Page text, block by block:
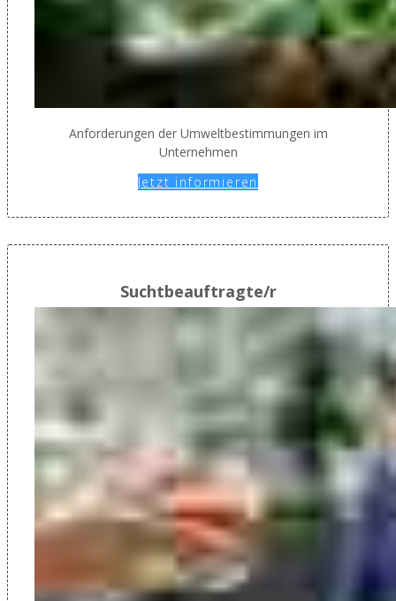
Anforderungen der Umweltbestimmungen im
Unternehmen
Jetzt informieren
Suchtbeauftragte/r